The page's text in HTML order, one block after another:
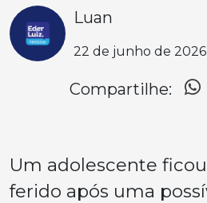
Luan
22 de junho de 2026
Compartilhe:
Um adolescente
ferido após uma